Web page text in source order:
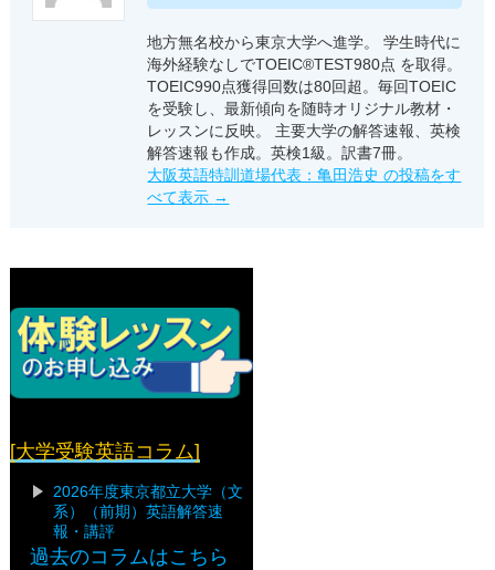
地方無名校から東京大学へ進学。 学生時代に
海外経験なしでTOEIC®TEST980点 を取得。
TOEIC990点獲得回数は80回超。毎回TOEIC
を受験し、最新傾向を随時オリジナル教材・
レッスンに反映。 主要大学の解答速報、英検
解答速報も作成。英検1級。訳書7冊。
大阪英語特訓道場代表：亀田浩史 の投稿をす
べて表示 →
[大学受験英語コラム]
2026年度東京都立大学（文
系）（前期）英語解答速
報・講評
過去のコラムはこちら